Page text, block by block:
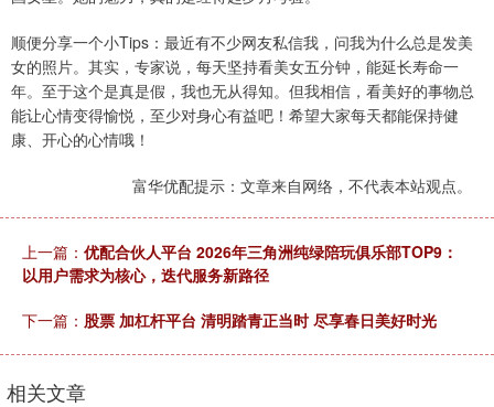
顺便分享一个小Tips：最近有不少网友私信我，问我为什么总是发美
女的照片。其实，专家说，每天坚持看美女五分钟，能延长寿命一
年。至于这个是真是假，我也无从得知。但我相信，看美好的事物总
能让心情变得愉悦，至少对身心有益吧！希望大家每天都能保持健
康、开心的心情哦！
富华优配提示：文章来自网络，不代表本站观点。
上一篇： 优配合伙人平台 2026年三角洲纯绿陪玩俱乐部TOP9：
以用户需求为核心，迭代服务新路径
下一篇： 股票 加杠杆平台 清明踏青正当时 尽享春日美好时光
相关文章